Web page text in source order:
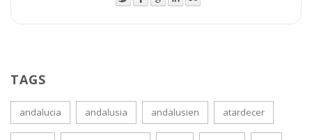
TAGS
andalucia andalusia andalusien atardecer